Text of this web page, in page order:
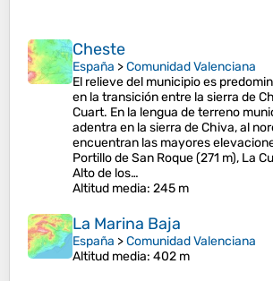
Cheste
España >Comunidad Valenciana
El relieve del municipio es
en la transición entre la sierra de
Cuart. En la lengua de terreno
adentra en la sierra de Chiva, al
encuentran las mayores
Portillo de San Roque (271 m), La
Alto de los…
Altitud media: 245 m
La Marina Baja
España >Comunidad Valenciana
Altitud media: 402 m